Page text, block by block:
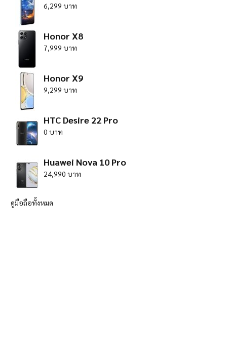
6,299 บาท
Honor X8
7,999 บาท
Honor X9
9,299 บาท
HTC Desire 22 Pro
0 บาท
Huawei Nova 10 Pro
24,990 บาท
ดูมือถือทั้งหมด